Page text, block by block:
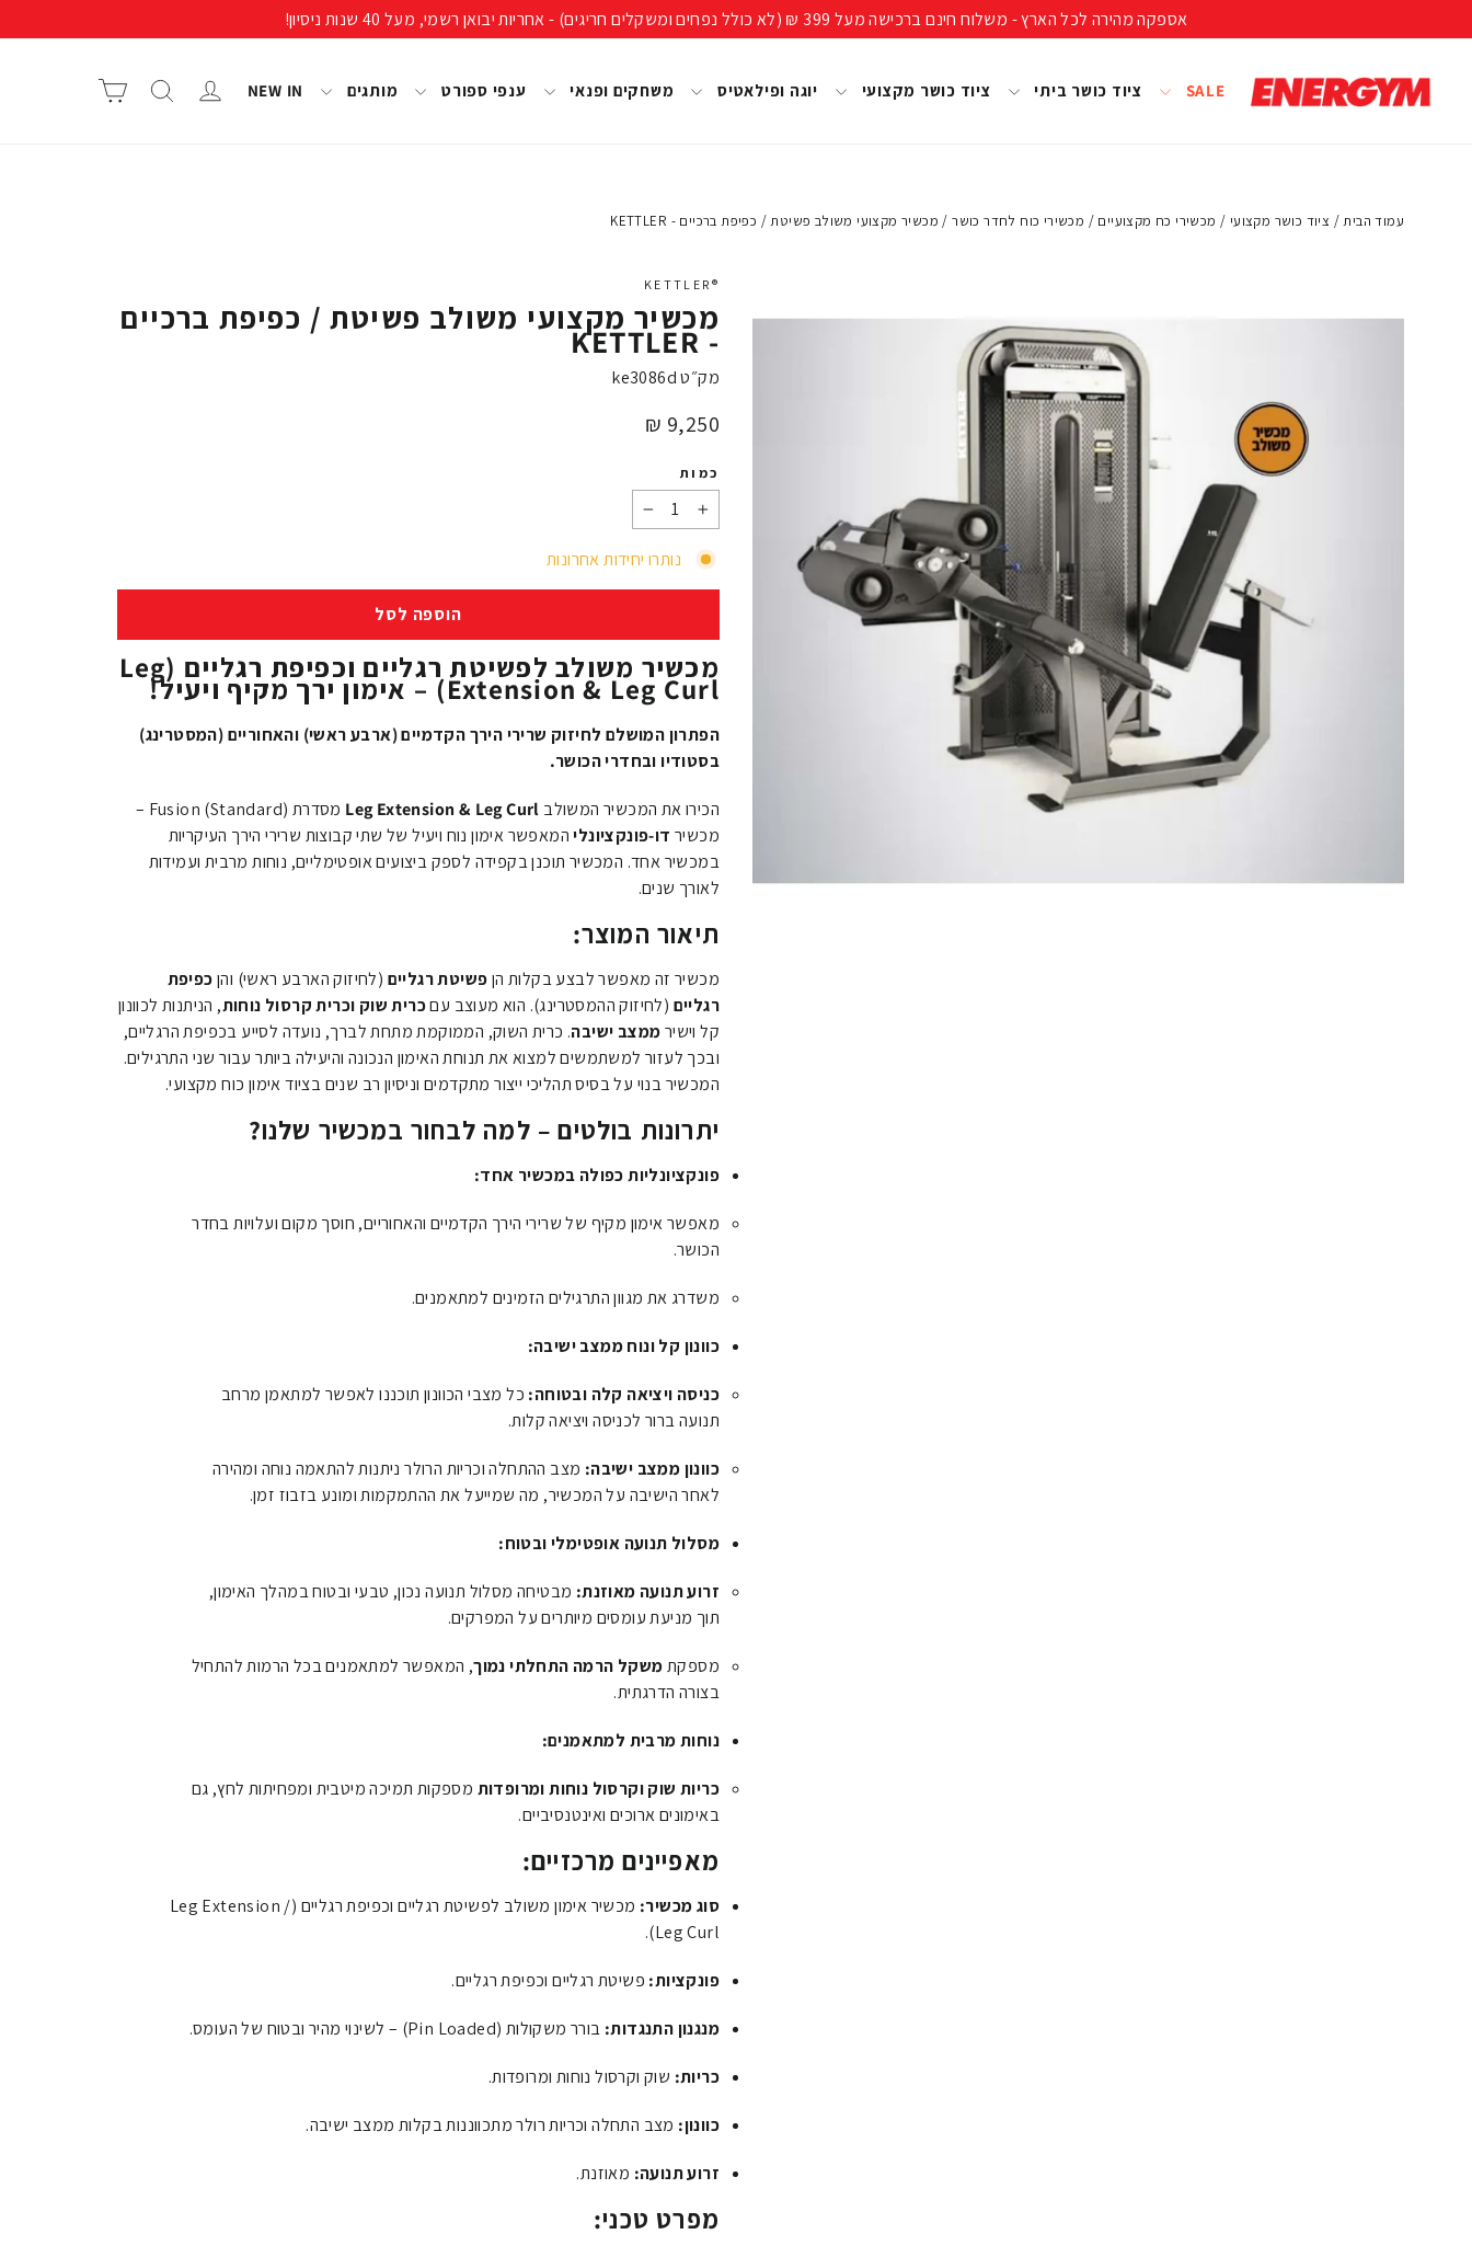
קריאה
אספקה מהירה לכל הארץ - משלוח חינם ברכישה מעל 399 ₪ (לא כולל נפחים ומשקלים חריגים) - אחריות יבואן רשמי, מעל 40 שנות ניסיון!
SALE ציוד כושר ביתי ציוד כושר מקצועי יוגה ופילאטיס משחקים ופנאי ענפי ספורט מותגים NEW IN התחבר/י חיפוש
עמוד הבית / ציוד כושר מקצועי / מכשירי כח מקצועיים / מכשירי כוח לחדר כושר /מכשיר מקצועי משולב פשיטת / כפיפת ברכיים - KETTLER
®KETTLER
מכשיר מקצועי משולב פשיטת / כפיפת ברכיים
- KETTLER
מק״טke3086d
מחיר
9,250 ₪
כמות
−
+
נותרו יחידות אחרונות
הוספה לסל
מכשיר משולב לפשיטת רגליים וכפיפת רגליים (Leg
Extension & Leg Curl) – אימון ירך מקיף ויעיל!
הפתרון המושלם לחיזוק שרירי הירך הקדמיים (ארבע ראשי) והאחוריים (המסטרינג)
בסטודיו ובחדרי הכושר.
הכירו את המכשיר המשולב Leg Extension & Leg Curl
מסדרת Fusion (Standard) –
מכשיר דו-פונקציונליהמאפשר אימון נוח ויעיל של שתי קבוצות שרירי הירך העיקריות
במכשיר אחד. המכשיר תוכנן בקפידה לספק ביצועים אופטימליים, נוחות מרבית ועמידות
לאורך שנים.
תיאור המוצר:
מכשיר זה מאפשר לבצע בקלות הןפשיטת רגליים (לחיזוק הארבע ראשי) והןכפיפת
רגליים (לחיזוק ההמסטרינג). הוא מעוצב עםכרית שוק וכרית קרסול נוחות, הניתנות לכוונון
קל וישירממצב ישיבה. כרית השוק, הממוקמת מתחת לברך, נועדה לסייע בכפיפת הרגליים,
ובכך לעזור למשתמשים למצוא את תנוחת האימון הנכונה והיעילה ביותר עבור שני התרגילים.
המכשיר בנוי על בסיס תהליכי ייצור מתקדמים וניסיון רב שנים בציוד אימון כוח מקצועי.
יתרונות בולטים – למה לבחור במכשיר שלנו?
פונקציונליות כפולה במכשיר אחד:
מאפשר אימון מקיף של שרירי הירך הקדמיים והאחוריים, חוסך מקום ועלויות בחדר
הכושר.
משדרג את מגוון התרגילים הזמינים למתאמנים.
כוונון קל ונוח ממצב ישיבה:
כניסה ויציאה קלה ובטוחה: כל מצבי הכוונון תוכננו לאפשר למתאמן מרחב
תנועה ברור לכניסה ויציאה קלות.
כוונון ממצב ישיבה: מצב ההתחלה וכריות הרולר ניתנות להתאמה נוחה ומהירה
לאחר הישיבה על המכשיר, מה שמייעל את ההתמקמות ומונע בזבוז זמן.
מסלול תנועה אופטימלי ובטוח:
זרוע תנועה מאוזנת: מבטיחה מסלול תנועה נכון, טבעי ובטוח במהלך האימון,
תוך מניעת עומסים מיותרים על המפרקים.
מספקתמשקל הרמה התחלתי נמוך, המאפשר למתאמנים בכל הרמות להתחיל
בצורה הדרגתית.
נוחות מרבית למתאמנים:
כריות שוק וקרסול נוחות ומרופדות מספקות תמיכה מיטבית ומפחיתות לחץ, גם
באימונים ארוכים ואינטנסיביים.
מאפיינים מרכזיים:
סוג מכשיר:
מכשיר אימון משולב לפשיטת רגליים וכפיפת רגליים (Leg Extension /
Leg Curl).
פונקציות: פשיטת רגליים וכפיפת רגליים.
מנגנון התנגדות: בורר משקולות (Pin Loaded) – לשינוי מהיר ובטוח של העומס.
כריות: שוק וקרסול נוחות ומרופדות.
כוונון: מצב התחלה וכריות רולר מתכווננות בקלות ממצב ישיבה.
זרוע תנועה: מאוזנת.
מפרט טכני: